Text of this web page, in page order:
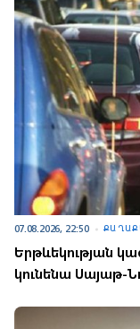
07.08.2026, 22:50
Երթևեկության
կունենա Սայաթ-